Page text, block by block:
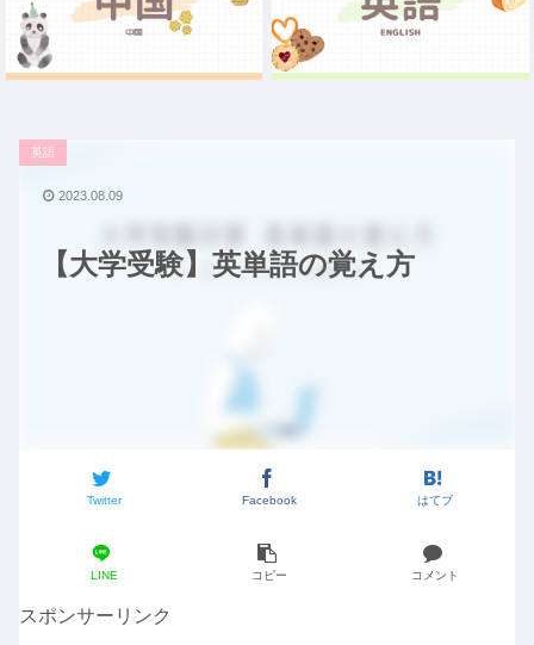
【大学受験】英単語の覚え方
英語
Twitter Facebook はてブ
LINE コピー コメント
2023.08.09
スポンサーリンク